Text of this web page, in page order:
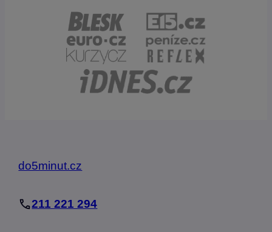
do5minut.cz
211 221 294